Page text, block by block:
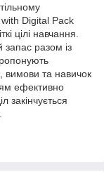
with Digital Pack
цілі навчання.
запас разом із
вимови та навичок
ефективно
закінчується